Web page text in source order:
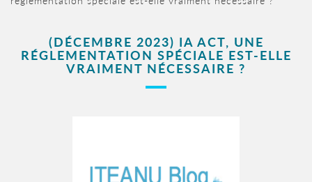
(DÉCEMBRE 2023) IA ACT, UNE
RÉGLEMENTATION SPÉCIALE EST-ELLE
VRAIMENT NÉCESSAIRE ?